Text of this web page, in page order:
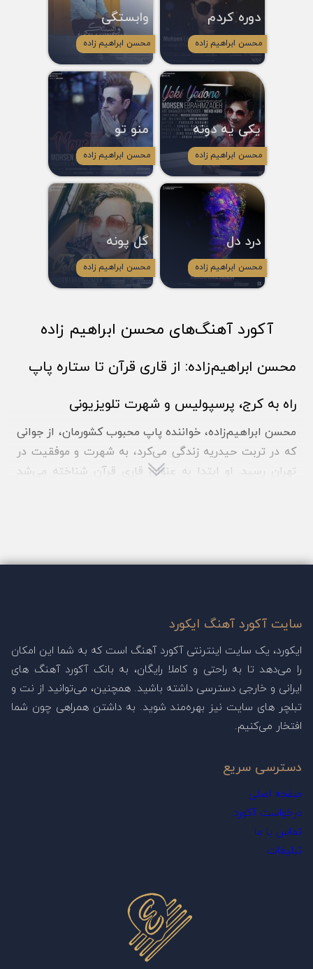
دوره کردم
محسن ابراهیم زاده
وابستگی
محسن ابراهیم زاده
یکی یه دونه
محسن ابراهیم زاده
منو تو
محسن ابراهیم زاده
درد دل
محسن ابراهیم زاده
گل پونه
محسن ابراهیم زاده
آکورد آهنگ‌های محسن ابراهیم زاده
محسن ابراهیم‌زاده: از قاری قرآن تا ستاره پاپ
راه به کرج، پرسپولیس و شهرت تلویزیونی
محسن ابراهیم‌زاده، خواننده پاپ محبوب کشورمان، از جوانی
که در تربت حیدریه زندگی می‌کرد، به شهرت و موفقیت در
تهران رسید. او ابتدا به عنوان قاری قرآن شناخته می‌شد
محسن ابراهیم‌زاده، از هواداران دوآتیشه تیم فوتبال
او که هنوز ازدواج نکرده و مجرد است، از دوران کودکی
سایت آکورد آهنگ ایکورد
ایکورد، یک سایت اینترنتی آکورد آهنگ است که به شما این امکان
را می‌دهد تا به راحتی و کاملا رایگان، به بانک آکورد آهنگ های
ایرانی و خارجی دسترسی داشته باشید. همچنین، می‌توانید از نت و
تبلچر های سایت نیز بهره‌مند شوید. به داشتن همراهی چون شما
افتخار می‌کنیم.
دسترسی سریع
صفحه اصلی
درخواست آکورد
تماس با ما
تبلیغات